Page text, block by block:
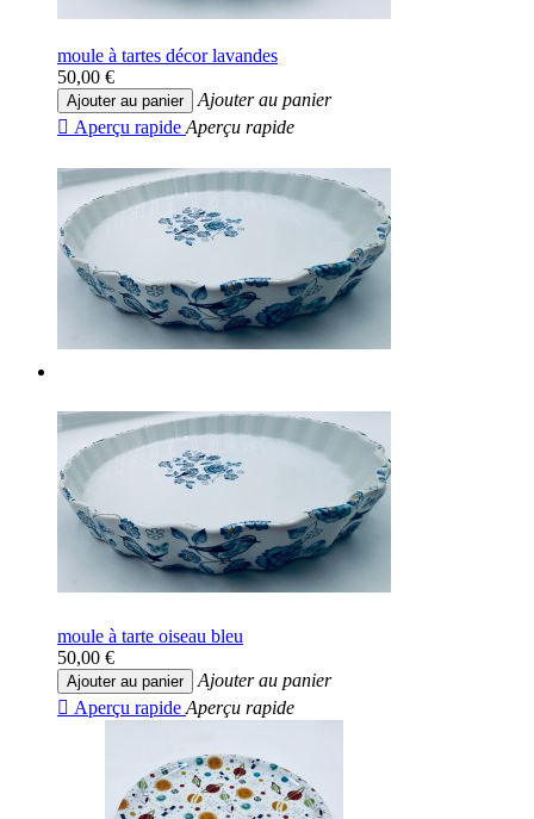
moule à tartes décor lavandes
50,00 €
Ajouter au panier
Ajouter au panier
 Aperçu rapide Aperçu rapide
moule à tarte oiseau bleu
50,00 €
Ajouter au panier
Ajouter au panier
 Aperçu rapide Aperçu rapide